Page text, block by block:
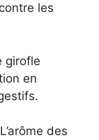
les
girofle
en
L’arôme des